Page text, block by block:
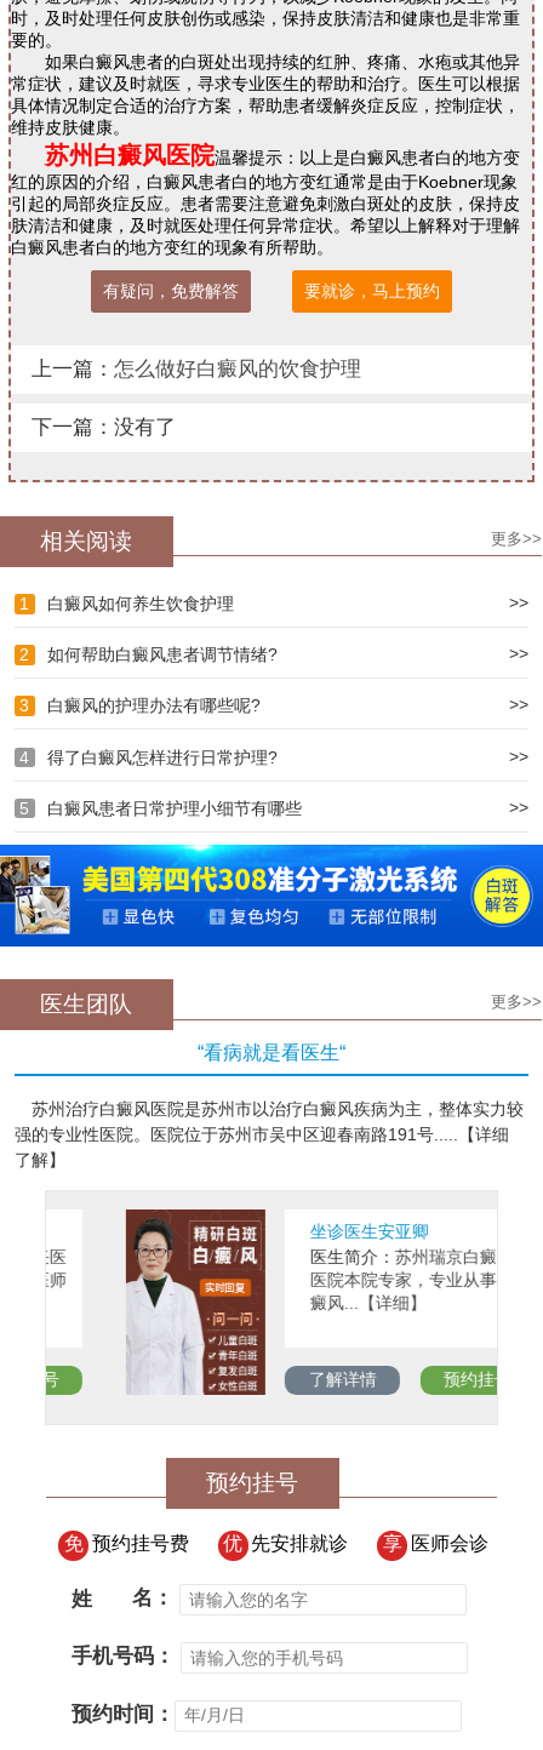
时，及时处理任何皮肤创伤或感染，保持皮肤清洁和健康也是非常重
要的。
如果白癜风患者的白斑处出现持续的红肿、疼痛、水疱或其他异
常症状，建议及时就医，寻求专业医生的帮助和治疗。医生可以根据
具体情况制定合适的治疗方案，帮助患者缓解炎症反应，控制症状，
维持皮肤健康。
苏州白癜风医院温馨提示：以上是白癜风患者白的地方变
红的原因的介绍，白癜风患者白的地方变红通常是由于Koebner现象
引起的局部炎症反应。患者需要注意避免刺激白斑处的皮肤，保持皮
肤清洁和健康，及时就医处理任何异常症状。希望以上解释对于理解
白癜风患者白的地方变红的现象有所帮助。
有疑问，免费解答 要就诊，马上预约
上一篇： 怎么做好白癜风的饮食护理
下一篇：没有了
相关阅读 更多>>
1 白癜风如何养生饮食护理 >>
2 如何帮助白癜风患者调节情绪? >>
3 白癜风的护理办法有哪些呢? >>
4 得了白癜风怎样进行日常护理? >>
5 白癜风患者日常护理小细节有哪些 >>
医生团队 更多>>
“看病就是看医生“
苏州治疗白癜风医院是苏州市以治疗白癜风疾病为主，整体实力较
强的专业性医院。医院位于苏州市吴中区迎春南路191号.....【详细
了解】
坐诊医生安亚卿
医生简介：苏州瑞京白癜风
医院本院专家，专业从事白
癜风...【详细】
了解详情 预约挂号
预约挂号
免 预约挂号费 优 先安排就诊 享 医师会诊
姓 名：
手机号码：
预约时间：